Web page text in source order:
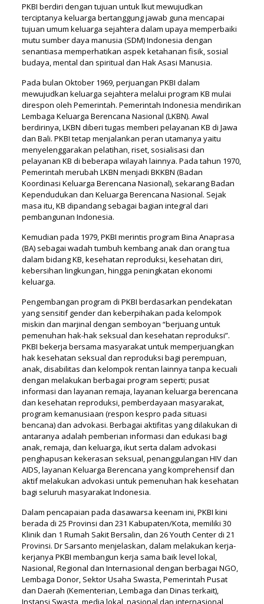
PKBI berdiri dengan tujuan untuk lkut mewujudkan
terciptanya keluarga bertanggung jawab guna mencapai
tujuan umum keluarga sejahtera dalam upaya memperbaiki
mutu sumber daya manusia (SDM) Indonesia dengan
senantiasa memperhatikan aspek ketahanan fisik, sosial
budaya, mental dan spiritual dan Hak Asasi Manusia.
Pada bulan Oktober 1969, perjuangan PKBI dalam
mewujudkan keluarga sejahtera melalui program KB mulai
direspon oleh Pemerintah. Pemerintah Indonesia mendirikan
Lembaga Keluarga Berencana Nasional (LKBN). Awal
berdirinya, LKBN diberi tugas memberi pelayanan KB di Jawa
dan Bali. PKBI tetap menjalankan peran utamanya yaitu
menyelenggarakan pelatihan, riset, sosialisasi dan
pelayanan KB di beberapa wilayah lainnya. Pada tahun 1970,
Pemerintah merubah LKBN menjadi BKKBN (Badan
Koordinasi Keluarga Berencana Nasional), sekarang Badan
Kependudukan dan Keluarga Berencana Nasional. Sejak
masa itu, KB dipandang sebagai bagian integral dari
pembangunan Indonesia.
Kemudian pada 1979, PKBI merintis program Bina Anaprasa
(BA) sebagai wadah tumbuh kembang anak dan orang tua
dalam bidang KB, kesehatan reproduksi, kesehatan diri,
kebersihan lingkungan, hingga peningkatan ekonomi
keluarga.
Pengembangan program di PKBI berdasarkan pendekatan
yang sensitif gender dan keberpihakan pada kelompok
miskin dan marjinal dengan semboyan “berjuang untuk
pemenuhan hak-hak seksual dan kesehatan reproduksi”.
PKBI bekerja bersama masyarakat untuk memperjuangkan
hak kesehatan seksual dan reproduksi bagi perempuan,
anak, disabilitas dan kelompok rentan lainnya tanpa kecuali
dengan melakukan berbagai program seperti; pusat
informasi dan layanan remaja, layanan keluarga berencana
dan kesehatan reproduksi, pemberdayaan masyarakat,
program kemanusiaan (respon kespro pada situasi
bencana) dan advokasi. Berbagai aktifitas yang dilakukan di
antaranya adalah pemberian informasi dan edukasi bagi
anak, remaja, dan keluarga, ikut serta dalam advokasi
penghapusan kekerasan seksual, penanggulangan HIV dan
AIDS, layanan Keluarga Berencana yang komprehensif dan
aktif melakukan advokasi untuk pemenuhan hak kesehatan
bagi seluruh masyarakat Indonesia.
Dalam pencapaian pada dasawarsa keenam ini, PKBI kini
berada di 25 Provinsi dan 231 Kabupaten/Kota, memiliki 30
Klinik dan 1 Rumah Sakit Bersalin, dan 26 Youth Center di 21
Provinsi. Dr Sarsanto menjelaskan, dalam melakukan kerja-
kerjanya PKBI membangun kerja sama baik level lokal,
Nasional, Regional dan Internasional dengan berbagai NGO,
Lembaga Donor, Sektor Usaha Swasta, Pemerintah Pusat
dan Daerah (Kementerian, Lembaga dan Dinas terkait),
Instansi Swasta, media lokal, nasional dan internasional